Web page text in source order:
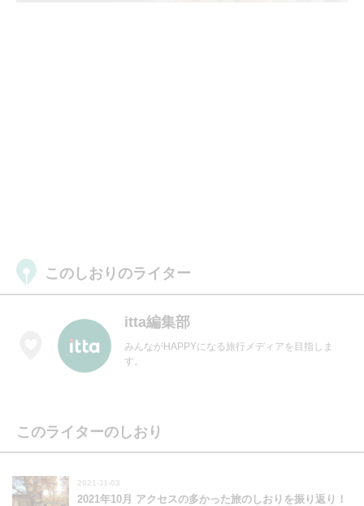
このしおりのライター
itta編集部
みんながHAPPYになる旅行メディアを目指しま
す。
このライターのしおり
2021-11-03
2021年10月 アクセスの多かった旅のしおりを振り返り！